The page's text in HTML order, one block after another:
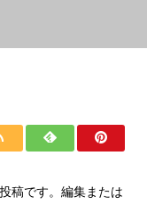
稿です。編集または